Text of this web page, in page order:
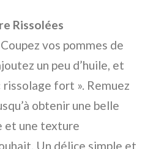
Rissolées
Coupez vos pommes de
un peu d’huile, et
rissolage fort ». Remuez
obtenir une belle
et une texture
Un délice simple et